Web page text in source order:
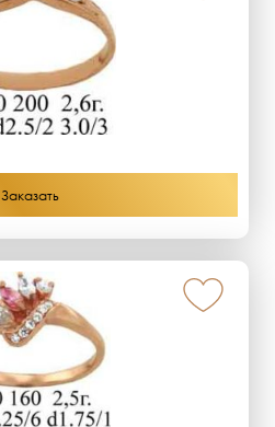
Заказать